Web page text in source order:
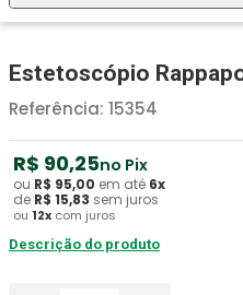
Estetoscópio
Referência: 15354
R$ 90,25no Pix
ou R$ 95,00 em até 6x
de R$ 15,83 sem juros
ou 12x com juros
Descrição do produto
1º Seringa Insulina
2º Fralda Geriatrica
Littmann
4 º Luva Latex
5º Absorvente Geriatrico